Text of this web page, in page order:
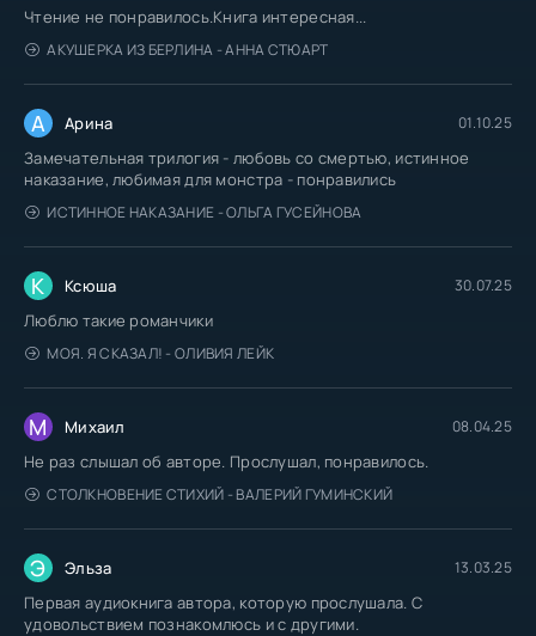
Чтение не понравилось.Книга интересная...
АКУШЕРКА ИЗ БЕРЛИНА - АННА СТЮАРТ
А Арина 01.10.25
Замечательная трилогия - любовь со смертью, истинное
наказание, любимая для монстра - понравились
ИСТИННОЕ НАКАЗАНИЕ - ОЛЬГА ГУСЕЙНОВА
К Ксюша 30.07.25
Люблю такие романчики
МОЯ. Я СКАЗАЛ! - ОЛИВИЯ ЛЕЙК
М Михаил 08.04.25
Не раз слышал об авторе. Прослушал, понравилось.
СТОЛКНОВЕНИЕ СТИХИЙ - ВАЛЕРИЙ ГУМИНСКИЙ
Э Эльза 13.03.25
Первая аудиокнига автора, которую прослушала. С
удовольствием познакомлюсь и с другими.